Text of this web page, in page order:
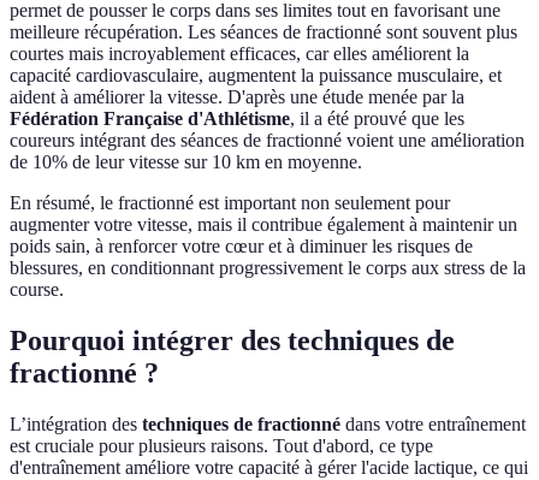
permet de pousser le corps dans ses limites tout en favorisant une
meilleure récupération. Les séances de fractionné sont souvent plus
courtes mais incroyablement efficaces, car elles améliorent la
capacité cardiovasculaire, augmentent la puissance musculaire, et
aident à améliorer la vitesse. D'après une étude menée par la
Fédération Française d'Athlétisme, il a été prouvé que les
coureurs intégrant des séances de fractionné voient une amélioration
de 10% de leur vitesse sur 10 km en moyenne.
En résumé, le fractionné est important non seulement pour
augmenter votre vitesse, mais il contribue également à maintenir un
poids sain, à renforcer votre cœur et à diminuer les risques de
blessures, en conditionnant progressivement le corps aux stress de la
course.
Pourquoi intégrer des techniques de
fractionné ?
L’intégration des techniques de fractionné dans votre entraînement
est cruciale pour plusieurs raisons. Tout d'abord, ce type
d'entraînement améliore votre capacité à gérer l'acide lactique, ce qui